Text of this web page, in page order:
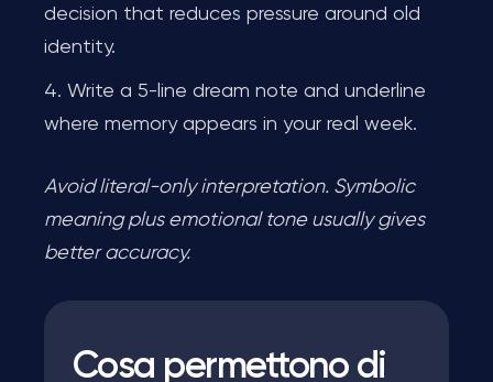
decision that reduces pressure around old
identity.
Write a 5-line dream note and underline
where memory appears in your real week.
Avoid literal-only interpretation. Symbolic
meaning plus emotional tone usually gives
better accuracy.
Cosa permettono di